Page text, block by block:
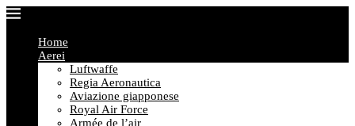
Home
Aerei
Luftwaffe
Regia Aeronautica
Aviazione giapponese
Royal Air Force
Armée de l’air